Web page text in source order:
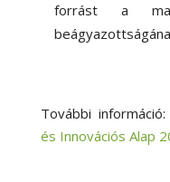
forrást a
További információ:
és Innovációs Alap